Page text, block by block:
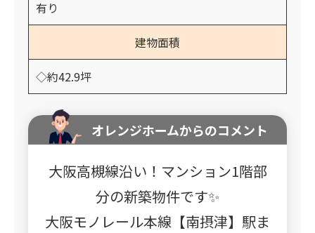
有り
建物面積
◇約42.9坪
オレンジホームからのコメント
大阪高槻線沿い！マンション1階部
分の新築物件です✨
大阪モノレール本線【南摂津】駅ま